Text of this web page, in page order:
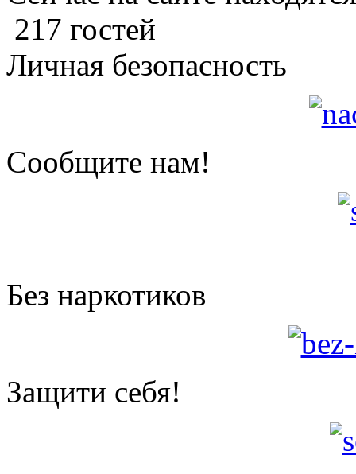
217 гостей
Личная безопасность
Сообщите нам!
Без наркотиков
Защити себя!